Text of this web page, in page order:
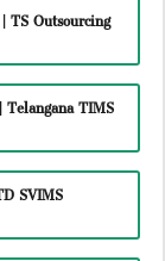
Outsourcing
TIMS
SVIMS